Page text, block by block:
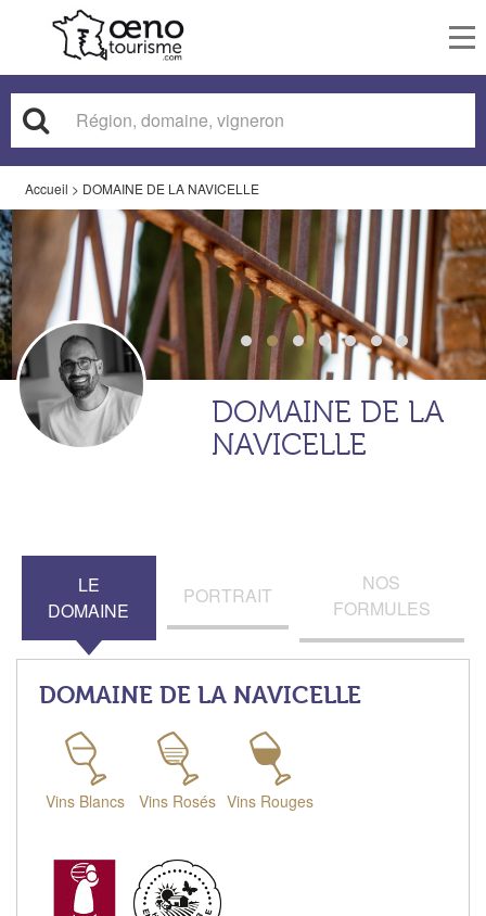
Accueil > DOMAINE DE LA NAVICELLE
DOMAINE DE LA
NAVICELLE
LE
DOMAINE
PORTRAIT
NOS
FORMULES
DOMAINE DE LA NAVICELLE
Vins Blancs Vins Rosés Vins Rouges